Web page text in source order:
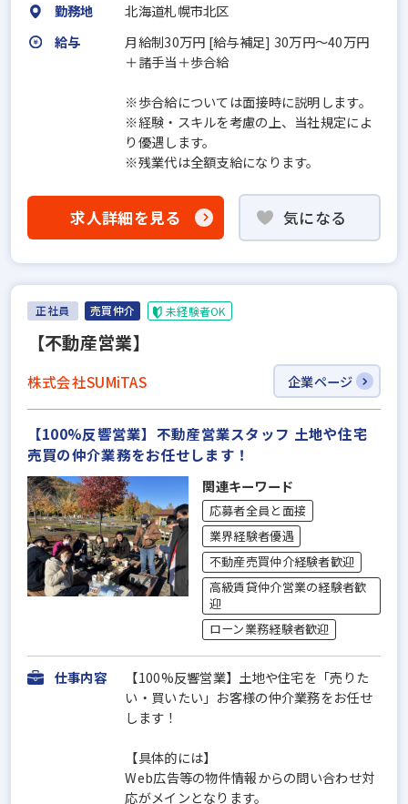
勤務地
北海道札幌市北区
給与
月給制30万円 [給与補足] 30万円～40万円
＋諸手当＋歩合給
※歩合給については面接時に説明します。
※経験・スキルを考慮の上、当社規定によ
り優遇します。
※残業代は全額支給になります。
求人詳細を見る 気になる
正社員 売買仲介 未経験者OK
【不動産営業】
株式会社SUMiTAS 企業ページ
【100%反響営業】不動産営業スタッフ 土地や住宅
売買の仲介業務をお任せします！
関連キーワード
応募者全員と面接
業界経験者優遇
不動産売買仲介経験者歓迎
高級賃貸仲介営業の経験者歓
迎
ローン業務経験者歓迎
仕事内容
【100%反響営業】土地や住宅を「売りた
い・買いたい」お客様の仲介業務をお任せ
します！
【具体的には】
Web広告等の物件情報からの問い合わせ対
応がメインとなります。